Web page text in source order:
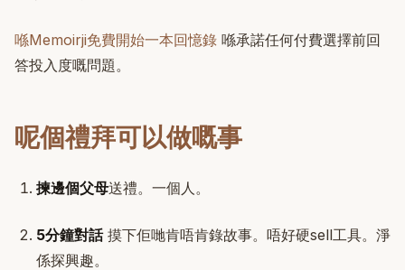
喺Memoirji免費開始一本回憶錄 喺承諾任何付費選擇前回
答投入度嘅問題。
呢個禮拜可以做嘅事
揀邊個父母送禮。一個人。
5分鐘對話摸下佢哋肯唔肯錄故事。唔好硬sell工具。淨
係探興趣。